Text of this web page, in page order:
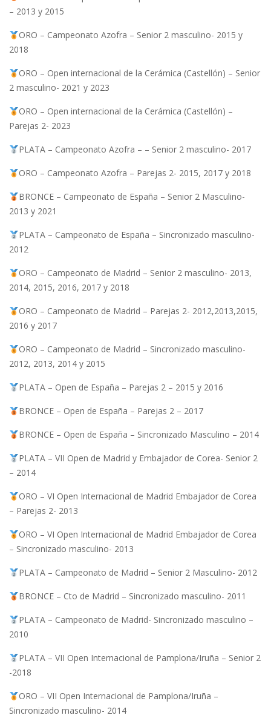
– 2013 y 2015
ORO – Campeonato Azofra – Senior 2 masculino- 2015 y
2018
ORO – Open internacional de la Cerámica (Castellón) – Senior
2 masculino- 2021 y 2023
ORO – Open internacional de la Cerámica (Castellón) –
Parejas 2- 2023
PLATA – Campeonato Azofra – – Senior 2 masculino- 2017
ORO – Campeonato Azofra – Parejas 2- 2015, 2017 y 2018
BRONCE – Campeonato de España – Senior 2 Masculino-
2013 y 2021
PLATA – Campeonato de España – Sincronizado masculino-
2012
ORO – Campeonato de Madrid – Senior 2 masculino- 2013,
2014, 2015, 2016, 2017 y 2018
ORO – Campeonato de Madrid – Parejas 2- 2012,2013,2015,
2016 y 2017
ORO – Campeonato de Madrid – Sincronizado masculino-
2012, 2013, 2014 y 2015
PLATA – Open de España – Parejas 2 – 2015 y 2016
BRONCE – Open de España – Parejas 2 – 2017
BRONCE – Open de España – Sincronizado Masculino – 2014
PLATA – VII Open de Madrid y Embajador de Corea- Senior 2
– 2014
ORO – VI Open Internacional de Madrid Embajador de Corea
– Parejas 2- 2013
ORO – VI Open Internacional de Madrid Embajador de Corea
– Sincronizado masculino- 2013
PLATA – Campeonato de Madrid – Senior 2 Masculino- 2012
BRONCE – Cto de Madrid – Sincronizado masculino- 2011
PLATA – Campeonato de Madrid- Sincronizado masculino –
2010
PLATA – VII Open Internacional de Pamplona/Iruña – Senior 2
-2018
ORO – VII Open Internacional de Pamplona/Iruña –
Sincronizado masculino- 2014